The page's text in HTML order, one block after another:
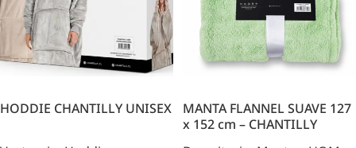
HODDIE CHANTILLY UNISEX
MANTA FLANNEL SUAVE 127
x 152 cm – CHANTILLY